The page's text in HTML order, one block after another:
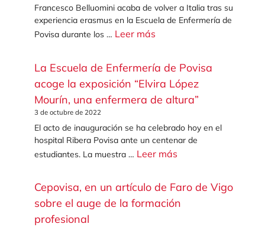
Francesco Belluomini acaba de volver a Italia tras su
experiencia erasmus en la Escuela de Enfermería de
Povisa durante los … Leer más
La Escuela de Enfermería de Povisa
acoge la exposición “Elvira López
Mourín, una enfermera de altura”
3 de octubre de 2022
El acto de inauguración se ha celebrado hoy en el
hospital Ribera Povisa ante un centenar de
estudiantes. La muestra … Leer más
Cepovisa, en un artículo de Faro de Vigo
sobre el auge de la formación
profesional